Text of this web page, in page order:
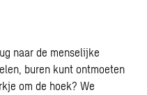
naar de menselijke
buren kunt ontmoeten
om de hoek? We